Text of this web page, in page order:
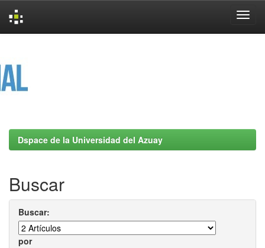
Dspace de la Universidad del Azuay
Buscar
Buscar:
por